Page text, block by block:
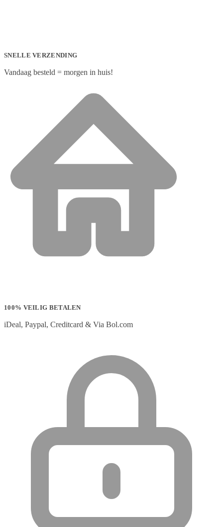
SNELLE VERZENDING
Vandaag besteld = morgen in huis!
100% VEILIG BETALEN
iDeal, Paypal, Creditcard & Via Bol.com